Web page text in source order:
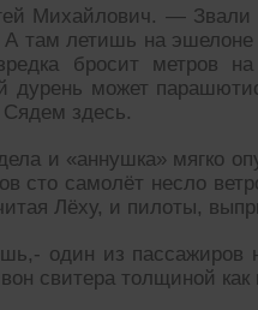
Михайлович. — Звали
А там летишь на
бросит метров
может
здесь.
и «аннушка» мягко
сто самолёт несло
Лёху, и пилоты,
один из пассажиров
свитера толщиной